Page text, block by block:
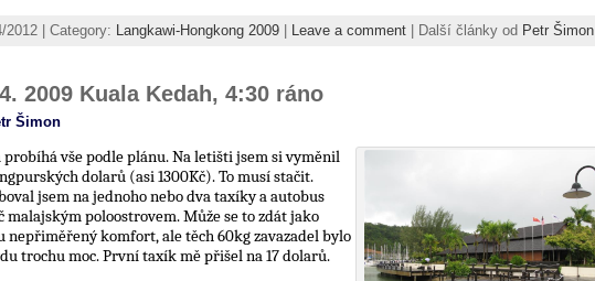
2012 | Category: Langkawi-Hongkong 2009 Leave a comment | Další články od Petr Šimon
2009 Kuala Kedah, 4:30 ráno
Šimon
vše podle plánu. Na letišti jsem si vyměnil
dolarů (asi 1300Kč). To musí stačit.
jsem na jednoho nebo dva taxíky a autobus
malajským poloostrovem. Může se to zdát jako
nepřiměřený komfort, ale těch 60kg zavazadel bylo
trochu moc. První taxík mě přišel na 17 dolarů.